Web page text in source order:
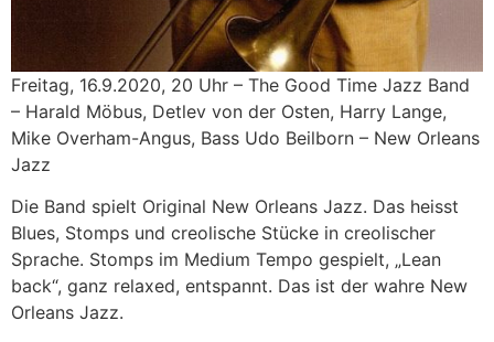
Freitag, 16.9.2020, 20 Uhr – The Good Time Jazz Band
– Harald Möbus, Detlev von der Osten, Harry Lange,
Mike Overham-Angus, Bass Udo Beilborn – New Orleans
Jazz
Die Band spielt Original New Orleans Jazz. Das heisst
Blues, Stomps und creolische Stücke in creolischer
Sprache. Stomps im Medium Tempo gespielt, „Lean
back“, ganz relaxed, entspannt. Das ist der wahre New
Orleans Jazz.